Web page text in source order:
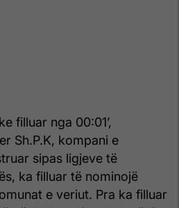
filluar nga 00:01’,
Sh.P.K, kompani e
sipas ligjeve të
ka filluar të nominojë
e veriut. Pra ka filluar